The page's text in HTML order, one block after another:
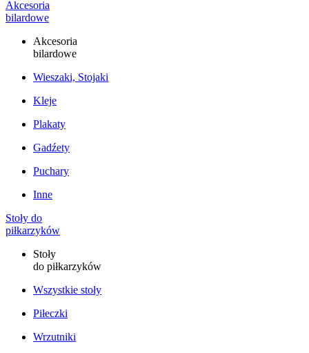
Akcesoria
bilardowe
Akcesoria
bilardowe
Wieszaki, Stojaki
Kleje
Plakaty
Gadźety
Puchary
Inne
Stoły do
piłkarzyków
Stoły
do piłkarzyków
Wszystkie stoły
Piłeczki
Wrzutniki